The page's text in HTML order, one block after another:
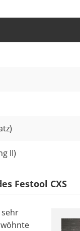
II)
Festool CXS
sehr